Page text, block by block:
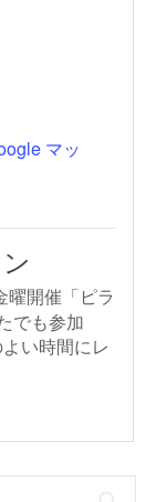
マッ
開催「ピラ
でも参加
い時間にレ